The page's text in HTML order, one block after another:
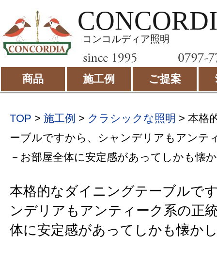
コンコルディア照明
商品 施工例 ご提案
TOP > 施工例 > クラシックな照明 > 本格
ーブルですから、シャンデリアもアンテ
－お部屋全体に安定感があってしかも
本格的なダイニングテーブルで
ンデリアもアンティーク系の正
体に安定感があってしかも懐